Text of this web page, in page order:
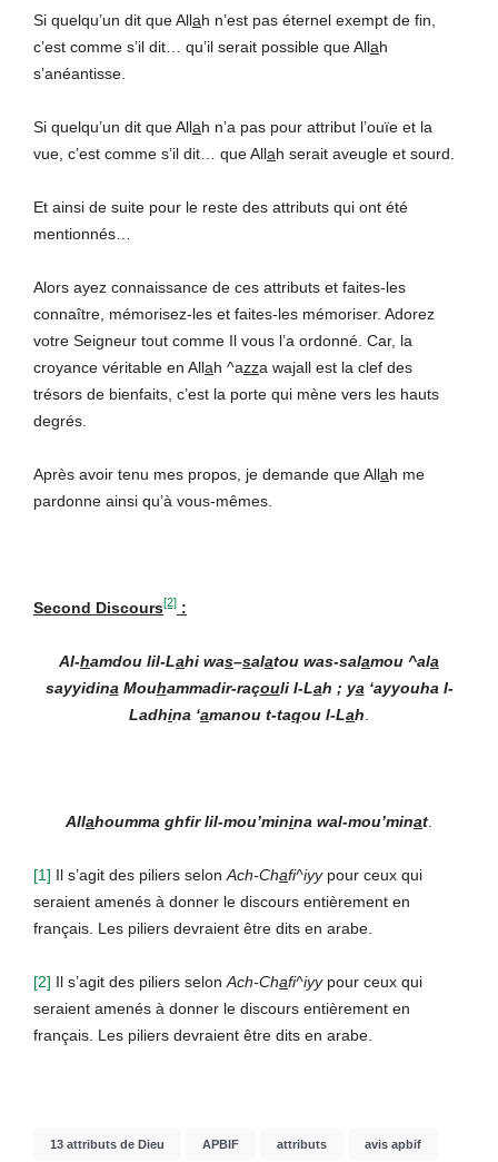
Si quelqu’un dit que Allah n’est pas éternel exempt de fin,
c’est comme s’il dit… qu’il serait possible que Allah
s’anéantisse.
Si quelqu’un dit que Allah n’a pas pour attribut l’ouïe et la
vue, c’est comme s’il dit… que Allah serait aveugle et sourd.
Et ainsi de suite pour le reste des attributs qui ont été
mentionnés…
Alors ayez connaissance de ces attributs et faites-les
connaître, mémorisez-les et faites-les mémoriser. Adorez
votre Seigneur tout comme Il vous l’a ordonné. Car, la
croyance véritable en Allah ^azza wajall est la clef des
trésors de bienfaits, c’est la porte qui mène vers les hauts
degrés.
Après avoir tenu mes propos, je demande que Allah me
pardonne ainsi qu’à vous-mêmes.
Second Discours[2] :
Al-hamdou lil-Lahi was–salatou was-salamou ^ala
sayyidina Mouhammadir-raçouli l-Lah ; ya ‘ayyouha l-
Ladhina ‘amanou t-taqou l-Lah
Allahoumma ghfir lil-mou’minina wal-mou’minat
[1] Il s’agit des piliers selon Ach-Chafi^iyypour ceux qui
seraient amenés à donner le discours entièrement en
français. Les piliers devraient être dits en arabe.
[2] Il s’agit des piliers selon Ach-Chafi^iyypour ceux qui
seraient amenés à donner le discours entièrement en
français. Les piliers devraient être dits en arabe.
13 attributs de Dieu APBIF attributs avis apbif